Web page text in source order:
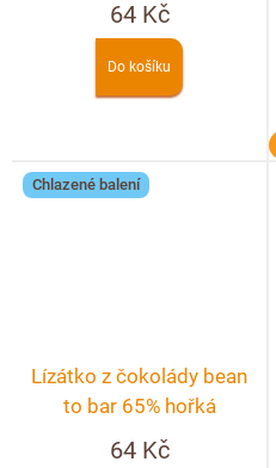
64 Kč
Do košíku
Chlazené balení
Lízátko z čokolády bean
to bar 65% hořká
64 Kč